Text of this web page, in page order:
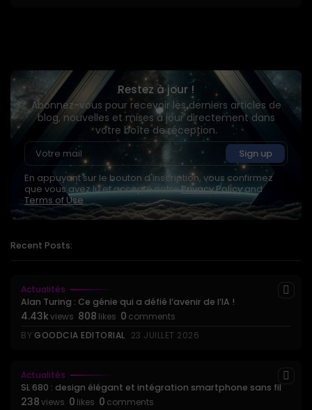
Restez à jour !
Abonnez-vous pour recevoir les derniers articles de
blog, nouvelles et mises à jour directement dans
votre boîte de réception.
En appuyant sur le bouton d'inscription, vous confirmez
que vous avez lu et accepté notrePrivacy Policyand
Terms of Use
Recent Posts:
Actualités
Alan Turing : Ce génie qui a défié l’avenir de l’IA !
4.43kviews 808 likes 0 comments
BY GOODCIA EDITORIAL 23 JUILLET 2026
Actualités
SL 680 : design élégant et intégration smartphone sans fil
238views 0 likes 0 comments